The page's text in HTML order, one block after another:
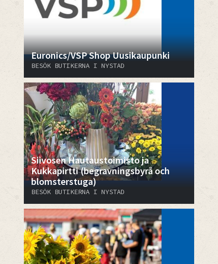
Euronics/VSP Shop Uusikaupunki
BESÖK BUTIKERNA I NYSTAD
​​​​​​​Siivosen Hautaustoimisto ja
Kukkapirtti (begravningsbyrå och
blomsterstuga)
BESÖK BUTIKERNA I NYSTAD